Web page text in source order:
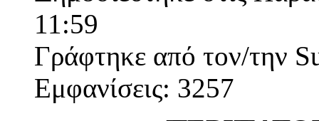
11:59
Γράφτηκε από τον/την
Εμφανίσεις: 3257